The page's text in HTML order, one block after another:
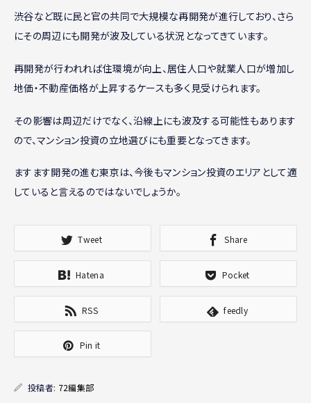
渋谷など既に民と官の共同で大規模な再開発が進行しており、さら
にその周辺にも開発が波及している状況となってきています。
再開発が行われれば住環境が向上、居住人口や就業人口が増加し
地価・不動産価格が上昇するケースも多く見受けられます。
その影響は周辺だけでなく、沿線上にも波及する可能性もあります
ので、マンション投資の立地選びにも重要となってきます。
ますます開発の進む東京は、今後もマンション投資のエリアとして適
していると言えるのではないでしょうか。
Tweet Share
Hatena Pocket
RSS feedly
Pin it
投稿者: 72編集部